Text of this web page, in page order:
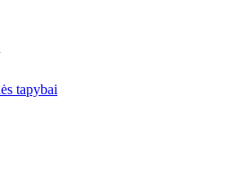
tapybai